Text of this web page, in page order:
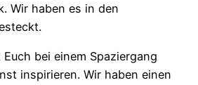
Wir haben es in den
bei einem Spaziergang
inspirieren. Wir haben einen